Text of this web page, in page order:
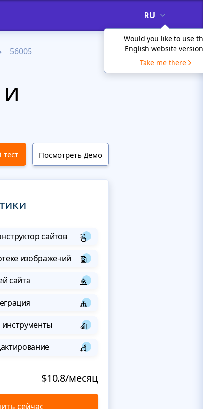
RU
Would you like to use
English website
Take me there
56005
Посмотреть Демо
сайтов
изображений
сайта
$10.8/месяц
сейчас